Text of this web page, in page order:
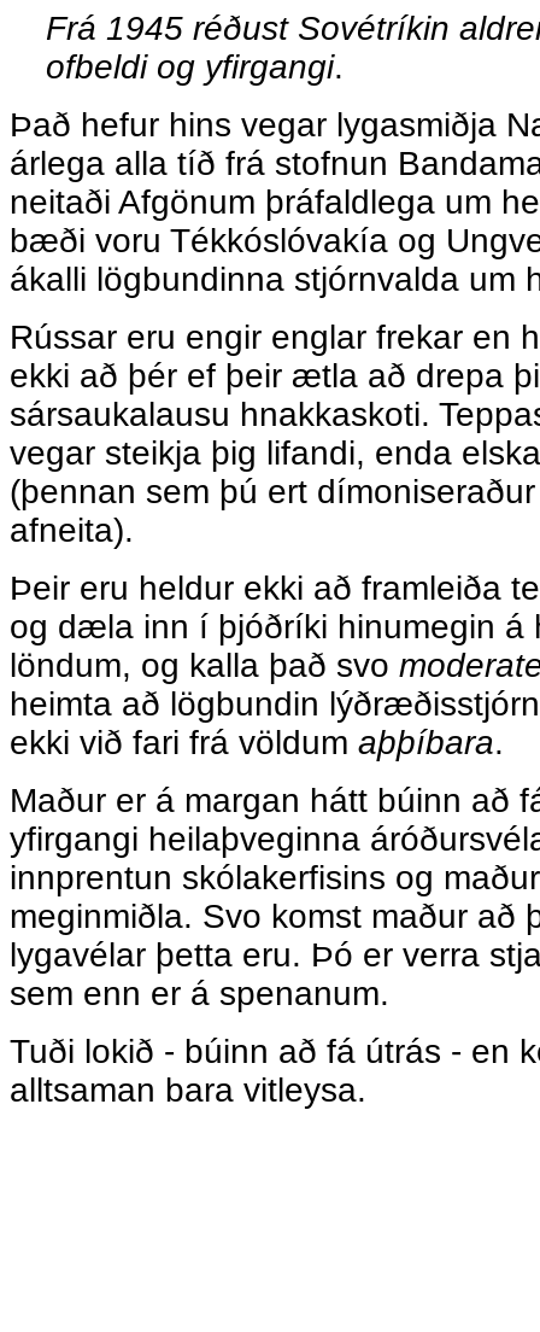
Frá 1945 réðust Sovétríkin
ofbeldi og yfirgangi.
Það hefur hins vegar lygasmiðja
árlega alla tíð frá stofnun
neitaði Afgönum þráfaldlega um
bæði voru Tékkóslóvakía og
ákalli lögbundinna stjórnvalda um
Rússar eru engir englar frekar en
ekki að þér ef þeir ætla að drepa
sársaukalausu hnakkaskoti.
vegar steikja þig lifandi, enda
(þennan sem þú ert
afneita).
Þeir eru heldur ekki að framleiða
og dæla inn í þjóðríki hinumegin á
löndum, og kalla það svo
heimta að lögbundin
ekki við fari frá völdum aþþíbara.
Maður er á margan hátt búinn að
yfirgangi heilaþveginna
innprentun skólakerfisins og
meginmiðla. Svo komst maður að
lygavélar þetta eru. Þó er verra
sem enn er á spenanum.
Tuði lokið - búinn að fá útrás - en
alltsaman bara vitleysa.